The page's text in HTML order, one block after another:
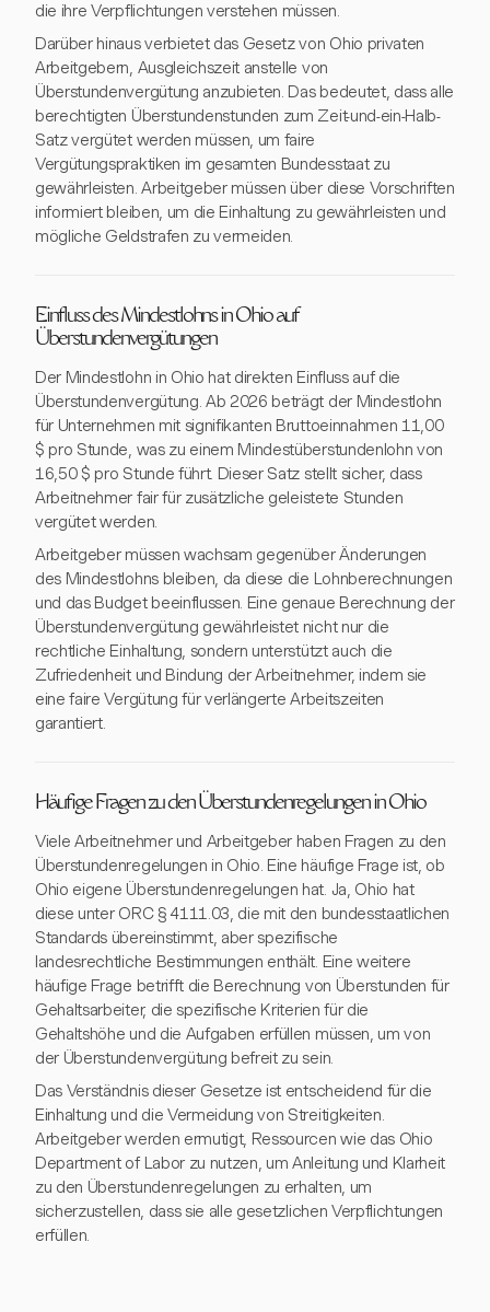
die ihre Verpflichtungen verstehen müssen.
Darüber hinaus verbietet das Gesetz von Ohio privaten
Arbeitgebern, Ausgleichszeit anstelle von
Überstundenvergütung anzubieten. Das bedeutet, dass alle
berechtigten Überstundenstunden zum Zeit-und-ein-Halb-
Satz vergütet werden müssen, um faire
Vergütungspraktiken im gesamten Bundesstaat zu
gewährleisten. Arbeitgeber müssen über diese Vorschriften
informiert bleiben, um die Einhaltung zu gewährleisten und
mögliche Geldstrafen zu vermeiden.
Einfluss des Mindestlohns in Ohio auf
Überstundenvergütungen
Der Mindestlohn in Ohio hat direkten Einfluss auf die
Überstundenvergütung. Ab 2026 beträgt der Mindestlohn
für Unternehmen mit signifikanten Bruttoeinnahmen 11,00
$ pro Stunde, was zu einem Mindestüberstundenlohn von
16,50 $ pro Stunde führt. Dieser Satz stellt sicher, dass
Arbeitnehmer fair für zusätzliche geleistete Stunden
vergütet werden.
Arbeitgeber müssen wachsam gegenüber Änderungen
des Mindestlohns bleiben, da diese die Lohnberechnungen
und das Budget beeinflussen. Eine genaue Berechnung der
Überstundenvergütung gewährleistet nicht nur die
rechtliche Einhaltung, sondern unterstützt auch die
Zufriedenheit und Bindung der Arbeitnehmer, indem sie
eine faire Vergütung für verlängerte Arbeitszeiten
garantiert.
Häufige Fragen zu den Überstundenregelungen in Ohio
Viele Arbeitnehmer und Arbeitgeber haben Fragen zu den
Überstundenregelungen in Ohio. Eine häufige Frage ist, ob
Ohio eigene Überstundenregelungen hat. Ja, Ohio hat
diese unter ORC § 4111.03, die mit den bundesstaatlichen
Standards übereinstimmt, aber spezifische
landesrechtliche Bestimmungen enthält. Eine weitere
häufige Frage betrifft die Berechnung von Überstunden für
Gehaltsarbeiter, die spezifische Kriterien für die
Gehaltshöhe und die Aufgaben erfüllen müssen, um von
der Überstundenvergütung befreit zu sein.
Das Verständnis dieser Gesetze ist entscheidend für die
Einhaltung und die Vermeidung von Streitigkeiten.
Arbeitgeber werden ermutigt, Ressourcen wie das Ohio
Department of Labor zu nutzen, um Anleitung und Klarheit
zu den Überstundenregelungen zu erhalten, um
sicherzustellen, dass sie alle gesetzlichen Verpflichtungen
erfüllen.